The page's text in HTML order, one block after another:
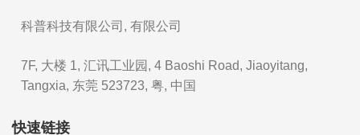
科普科技有限公司, 有限公司
7F, 大楼 1, 汇讯工业园, 4 Baoshi Road, Jiaoyitang,
Tangxia, 东莞 523723, 粤, 中国
快速链接